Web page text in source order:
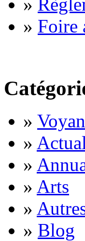
» Foire
»
»
»
» Arts
»
» Blog